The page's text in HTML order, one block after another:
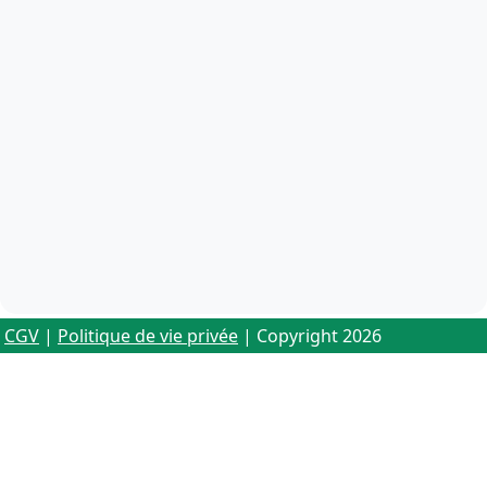
CGV | Politique de vie privée | Copyright 2026